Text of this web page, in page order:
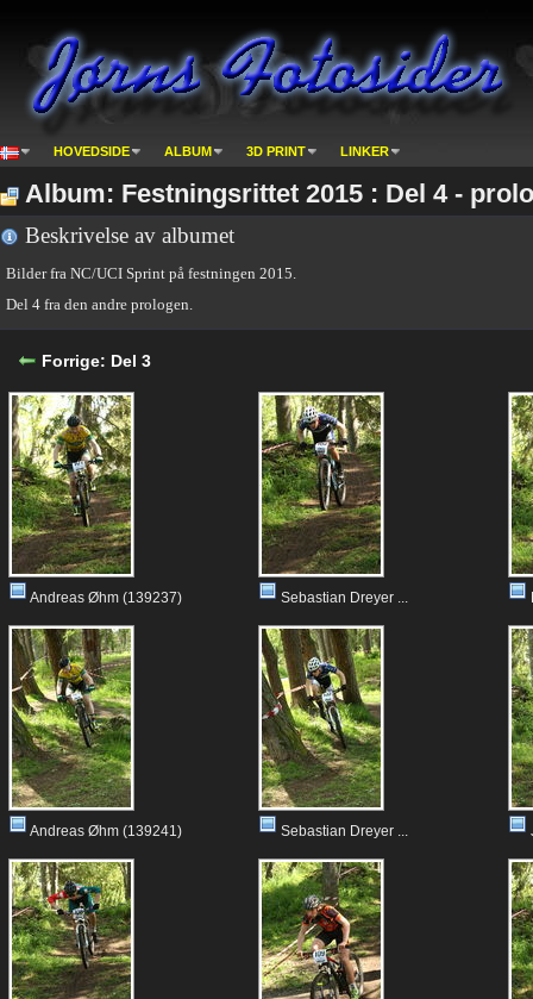
HOVEDSIDE ALBUM 3D PRINT LINKER
Album: Festningsrittet 2015 : Del 4 -
Beskrivelse av albumet
Bilder fra NC/UCI Sprint på festningen 2015.
Del 4 fra den andre prologen.
Forrige: Del 3
Andreas Øhm (139237) Sebastian Dreyer ...
Andreas Øhm (139241) Sebastian Dreyer ...